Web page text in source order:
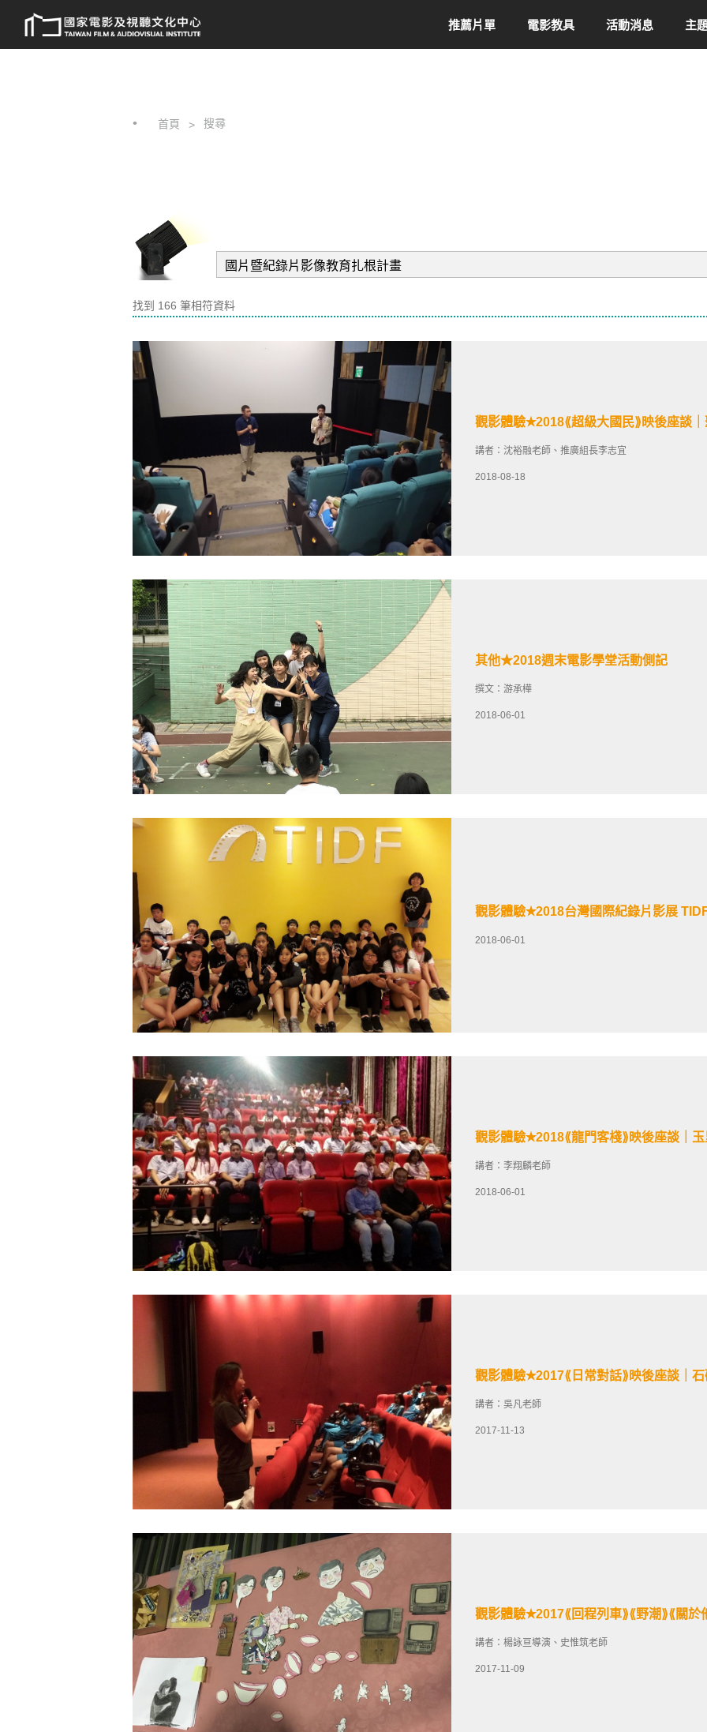
推薦片單 電影教具 活動消息 主
首頁 搜尋
找到 166 筆相符資料
觀影體驗✭2018⟪超級大國民⟫映後座談｜
講者：沈裕融老師、推廣組長李志宜
2018-08-18
其他★2018週末電影學堂活動側記
撰文：游承樺
2018-06-01
觀影體驗✭2018台灣國際紀錄片影展
2018-06-01
觀影體驗✭2018⟪龍門客棧⟫映後座談｜玉
講者：李翔麟老師
2018-06-01
觀影體驗✭2017⟪日常對話⟫映後座談｜石
講者：吳凡老師
2017-11-13
觀影體驗✭2017⟪回程列車⟫⟪野潮⟫⟪關於
講者：楊詠亘導演、史惟筑老師
2017-11-09